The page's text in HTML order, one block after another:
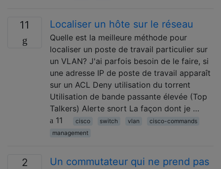
11 Localiser un hôte sur le réseau
Quelle est la meilleure méthode pour
localiser un poste de travail particulier sur
un VLAN? J'ai parfois besoin de le faire, si
une adresse IP de poste de travail apparaît
sur un ACL Deny utilisation du torrent
Utilisation de bande passante élevée (Top
Talkers) Alerte snort La façon dont je …
11
cisco switch vlan
cisco-commands
management
2
Un commutateur qui ne prend pas